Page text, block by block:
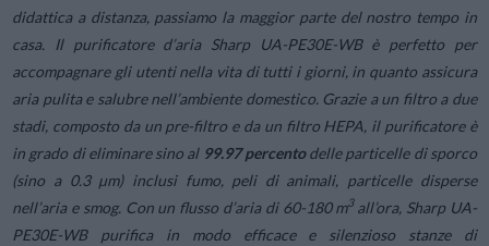
didattica a distanza, passiamo la maggior parte del nostro tempo in
casa. Il purificatore d’aria Sharp UA-PE30E-WB è perfetto per
accompagnare gli utenti nella vita di tutti i giorni, in quanto assicura
aria pulita e salubre nell’ambiente domestico. Grazie a un filtro a due
stadi, composto da un pre-filtro e da un filtro HEPA, il purificatore è
in grado di eliminare sino al 99.97 percentodelle particelle di sporco
(sino a 0.3 µm) inclusi fumo, peli di animali, particelle disperse
nell’aria e smog. Con un flusso d’aria di 60-180 m3 all’ora, Sharp UA-
PE30E-WB purifica in modo efficace e silenzioso stanze di